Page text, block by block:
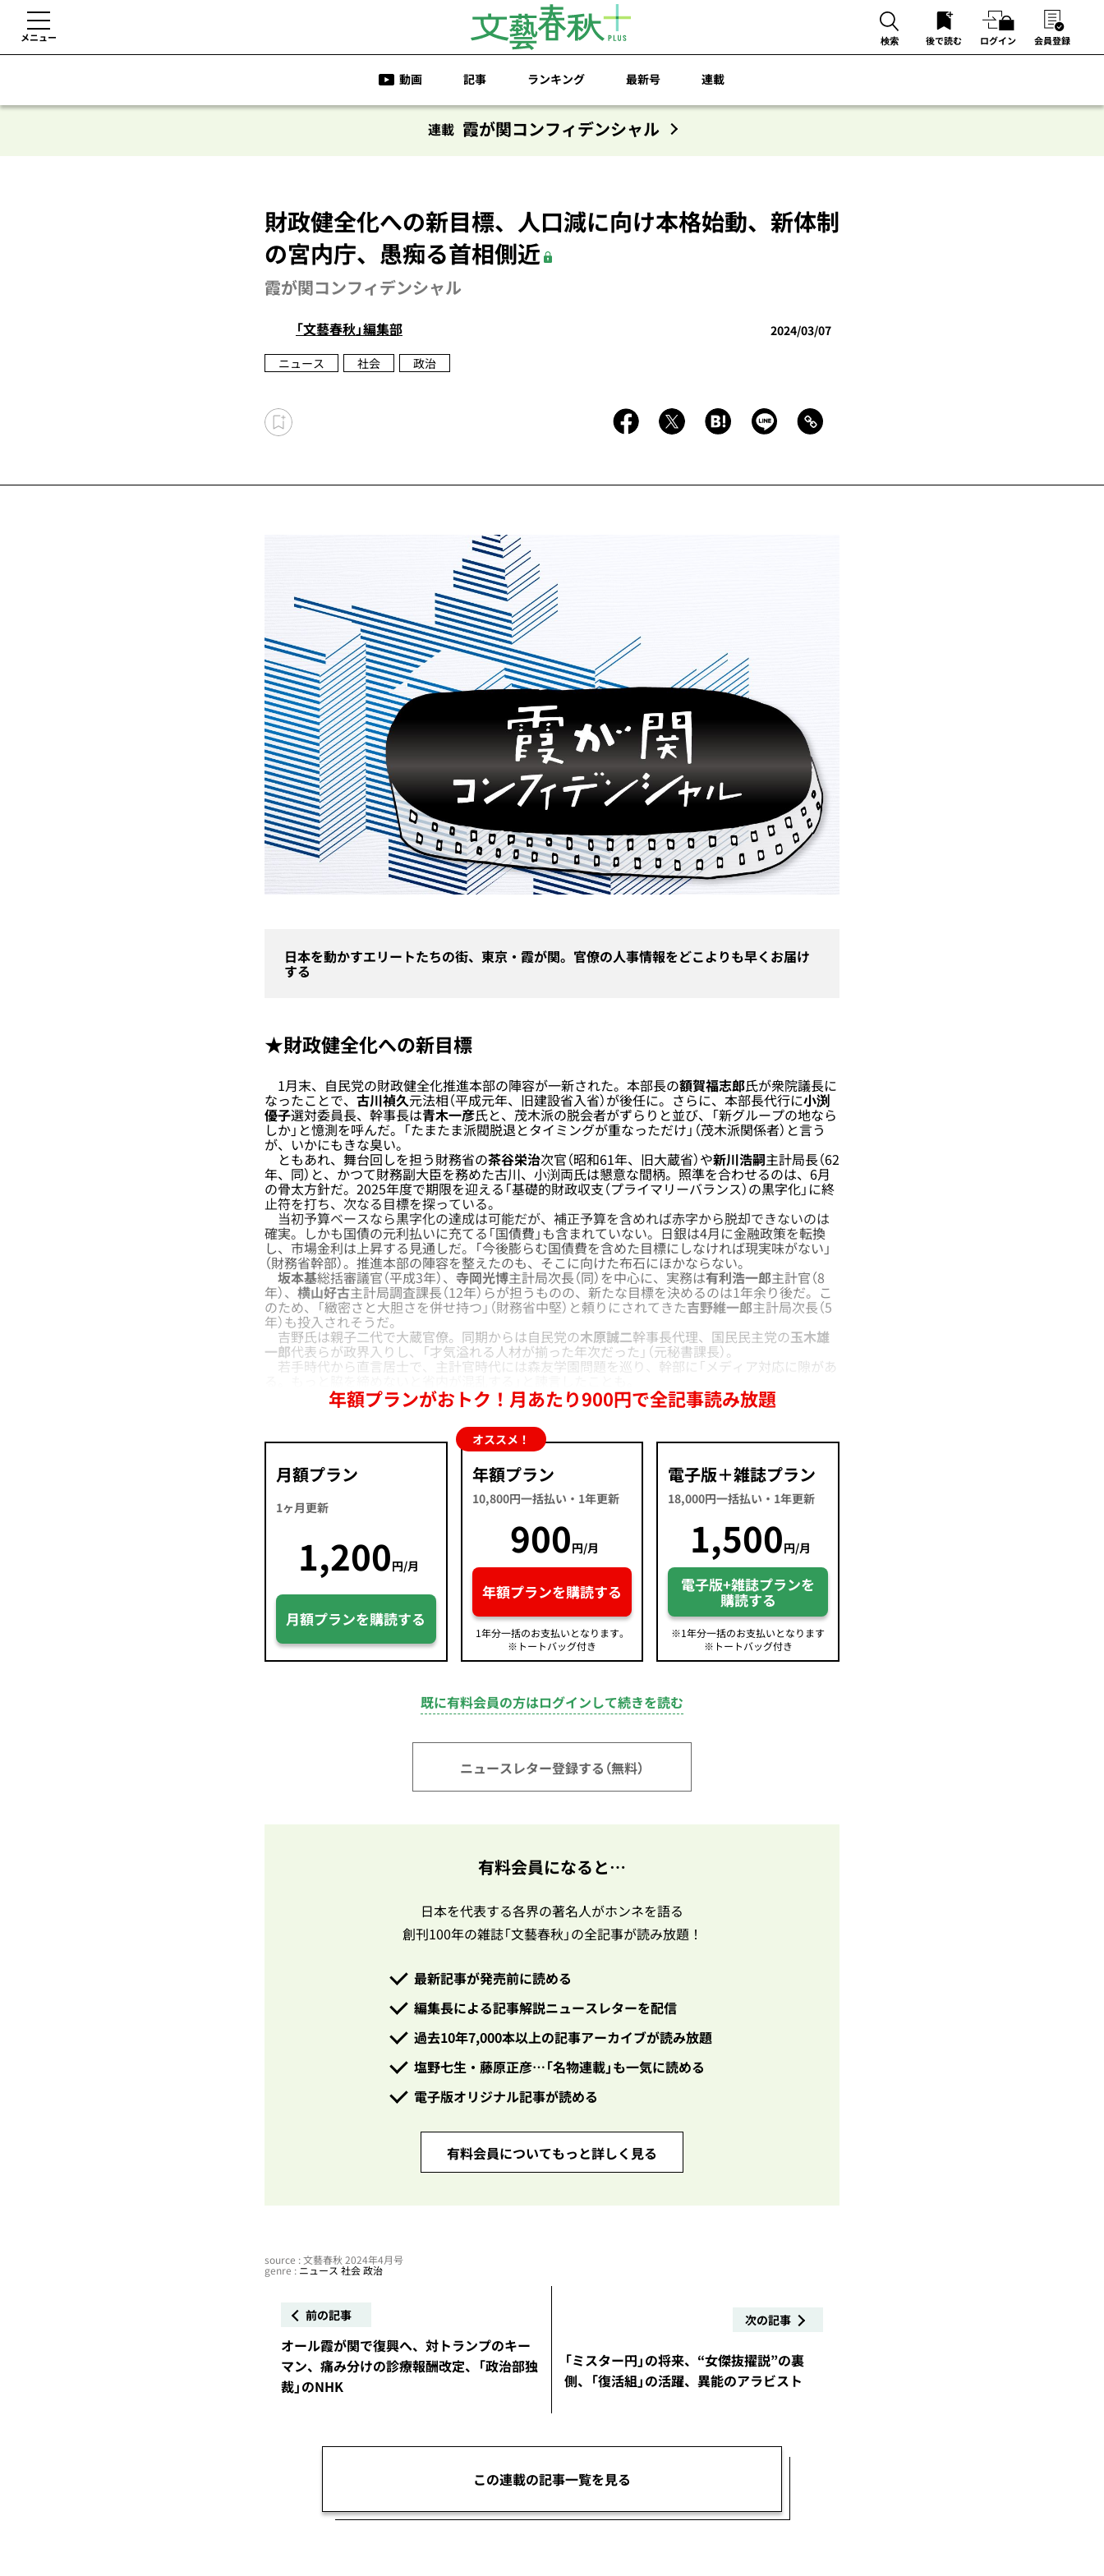
メニュー 検索 後で読む ログイン 会員登録
動画 記事 ランキング 最新号 連載
連載 霞が関コンフィデンシャル
財政健全化への新目標、人口減に向け本格始動、新体制
の宮内庁、愚痴る首相側近
霞が関コンフィデンシャル
「文藝春秋」編集部
2024/03/07
ニュース
社会 政治
日本を動かすエリートたちの街、東京・霞が関。官僚の人事情報をどこよりも早くお届け
する
★財政健全化への新目標
1月末、自民党の財政健全化推進本部の陣容が一新された。本部長の額賀福志郎氏が衆院議長に
なったことで、 古川禎久元法相（平成元年、旧建設省入省）が後任に。さらに、本部長代行に小渕
優子選対委員長、幹事長は青木一彦氏と、茂木派の脱会者がずらりと並び、「新グループの地なら
しか」と憶測を呼んだ。「たまたま派閥脱退とタイミングが重なっただけ」（茂木派関係者）と言う
が、いかにもきな臭い。
ともあれ、舞台回しを担う財務省の茶谷栄治次官（昭和61年、旧大蔵省）や新川浩嗣主計局長（62
年、同）と、かつて財務副大臣を務めた古川、小渕両氏は懇意な間柄。照準を合わせるのは、6月
の骨太方針だ。2025年度で期限を迎える「基礎的財政収支（プライマリーバランス）の黒字化」に終
止符を打ち、次なる目標を探っている。
当初予算ベースなら黒字化の達成は可能だが、補正予算を含めれば赤字から脱却できないのは
確実。しかも国債の元利払いに充てる「国債費」も含まれていない。日銀は4月に金融政策を転換
し、市場金利は上昇する見通しだ。「今後膨らむ国債費を含めた目標にしなければ現実味がない」
（財務省幹部）。推進本部の陣容を整えたのも、そこに向けた布石にほかならない。
坂本基総括審議官（平成3年）、 寺岡光博主計局次長（同）を中心に、実務は有利浩一郎主計官（8
年）、 横山好古主計局調査課長（12年）らが担うものの、新たな目標を決めるのは1年余り後だ。こ
のため、「緻密さと大胆さを併せ持つ」（財務省中堅）と頼りにされてきた吉野維一郎主計局次長（5
年）も投入されそうだ。
吉野氏は親子二代で大蔵官僚。同期からは自民党の木原誠二幹事長代理、国民民主党の玉木雄
一郎代表らが政界入りし、「才気溢れる人材が揃った年次だった」（元秘書課長）。
若手時代から直言居士で、主計官時代には森友学園問題を巡り、幹部に「メディア対応に隙があ
年額プランがおトク！月あたり900円で全記事読み放題
月額プラン
1ヶ月更新
1,200円/月
月額プランを購読する
オススメ！
年額プラン
10,800円一括払い・1年更新
900円/月
年額プランを購読する
1年分一括のお支払いとなります。
※トートバッグ付き
電子版＋雑誌プラン
18,000円一括払い・1年更新
1,500円/月
電子版+雑誌プランを
購読する
※1年分一括のお支払いとなります
※トートバッグ付き
既に有料会員の方はログインして続きを読む
ニュースレター登録する（無料）
有料会員になると…
日本を代表する各界の著名人がホンネを語る
創刊100年の雑誌「文藝春秋」の全記事が読み放題！
最新記事が発売前に読める
編集長による記事解説ニュースレターを配信
過去10年7,000本以上の記事アーカイブが読み放題
塩野七生・藤原正彦…「名物連載」も一気に読める
電子版オリジナル記事が読める
有料会員についてもっと詳しく見る
source : 文藝春秋 2024年4月号
genre : ニュース 社会政治
前の記事
オール霞が関で復興へ、対トランプのキー
マン、痛み分けの診療報酬改定、「政治部独
裁」のNHK
次の記事
「ミスター円」の将来、“女傑抜擢説”の裏
側、「復活組」の活躍、異能のアラビスト
この連載の記事一覧を見る